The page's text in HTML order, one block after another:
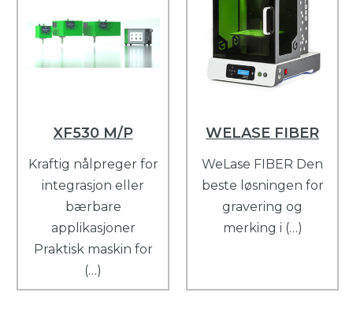
XF530 M/P
Kraftig nålpreger for
integrasjon eller
bærbare
applikasjoner
Praktisk maskin for
(…)
WELASE FIBER
WeLase FIBER Den
beste løsningen for
gravering og
merking i (…)